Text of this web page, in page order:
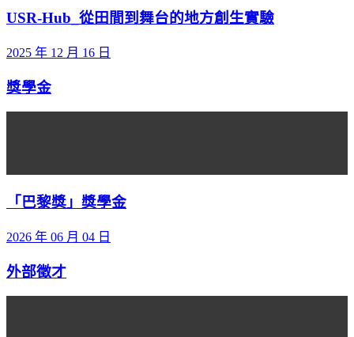
USR-Hub_從田間到舞台的地方創生實驗
2025 年 12 月 16 日
獎學金
「巴黎獎」獎學金
2026 年 06 月 04 日
外部徵才